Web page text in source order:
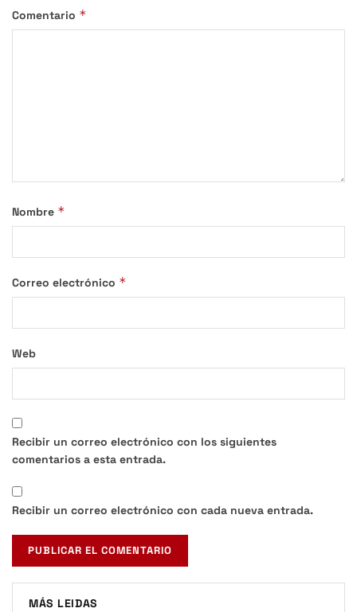
Comentario *
Nombre *
Correo electrónico *
Web
Recibir un correo electrónico con los siguientes
comentarios a esta entrada.
Recibir un correo electrónico con cada nueva entrada.
MÁS LEIDAS